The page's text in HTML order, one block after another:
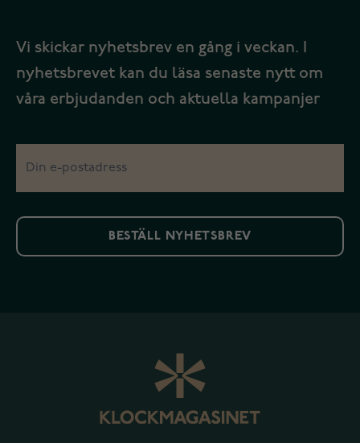
Vi skickar nyhetsbrev en gång i veckan. I
nyhetsbrevet kan du läsa senaste nytt om
våra erbjudanden och aktuella kampanjer
BESTÄLL NYHETSBREV